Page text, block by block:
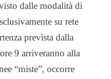
dalle modalità di
su rete
prevista dalla
9 arriveranno alla
“miste”, occorre